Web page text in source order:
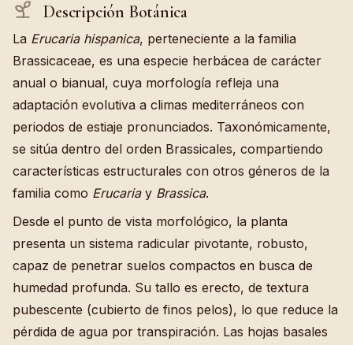
Descripción Botánica
La Erucaria hispanica, perteneciente a la familia
Brassicaceae, es una especie herbácea de carácter
anual o bianual, cuya morfología refleja una
adaptación evolutiva a climas mediterráneos con
periodos de estiaje pronunciados. Taxonómicamente,
se sitúa dentro del orden Brassicales, compartiendo
características estructurales con otros géneros de la
familia como Erucariay Brassica.
Desde el punto de vista morfológico, la planta
presenta un sistema radicular pivotante, robusto,
capaz de penetrar suelos compactos en busca de
humedad profunda. Su tallo es erecto, de textura
pubescente (cubierto de finos pelos), lo que reduce la
pérdida de agua por transpiración. Las hojas basales